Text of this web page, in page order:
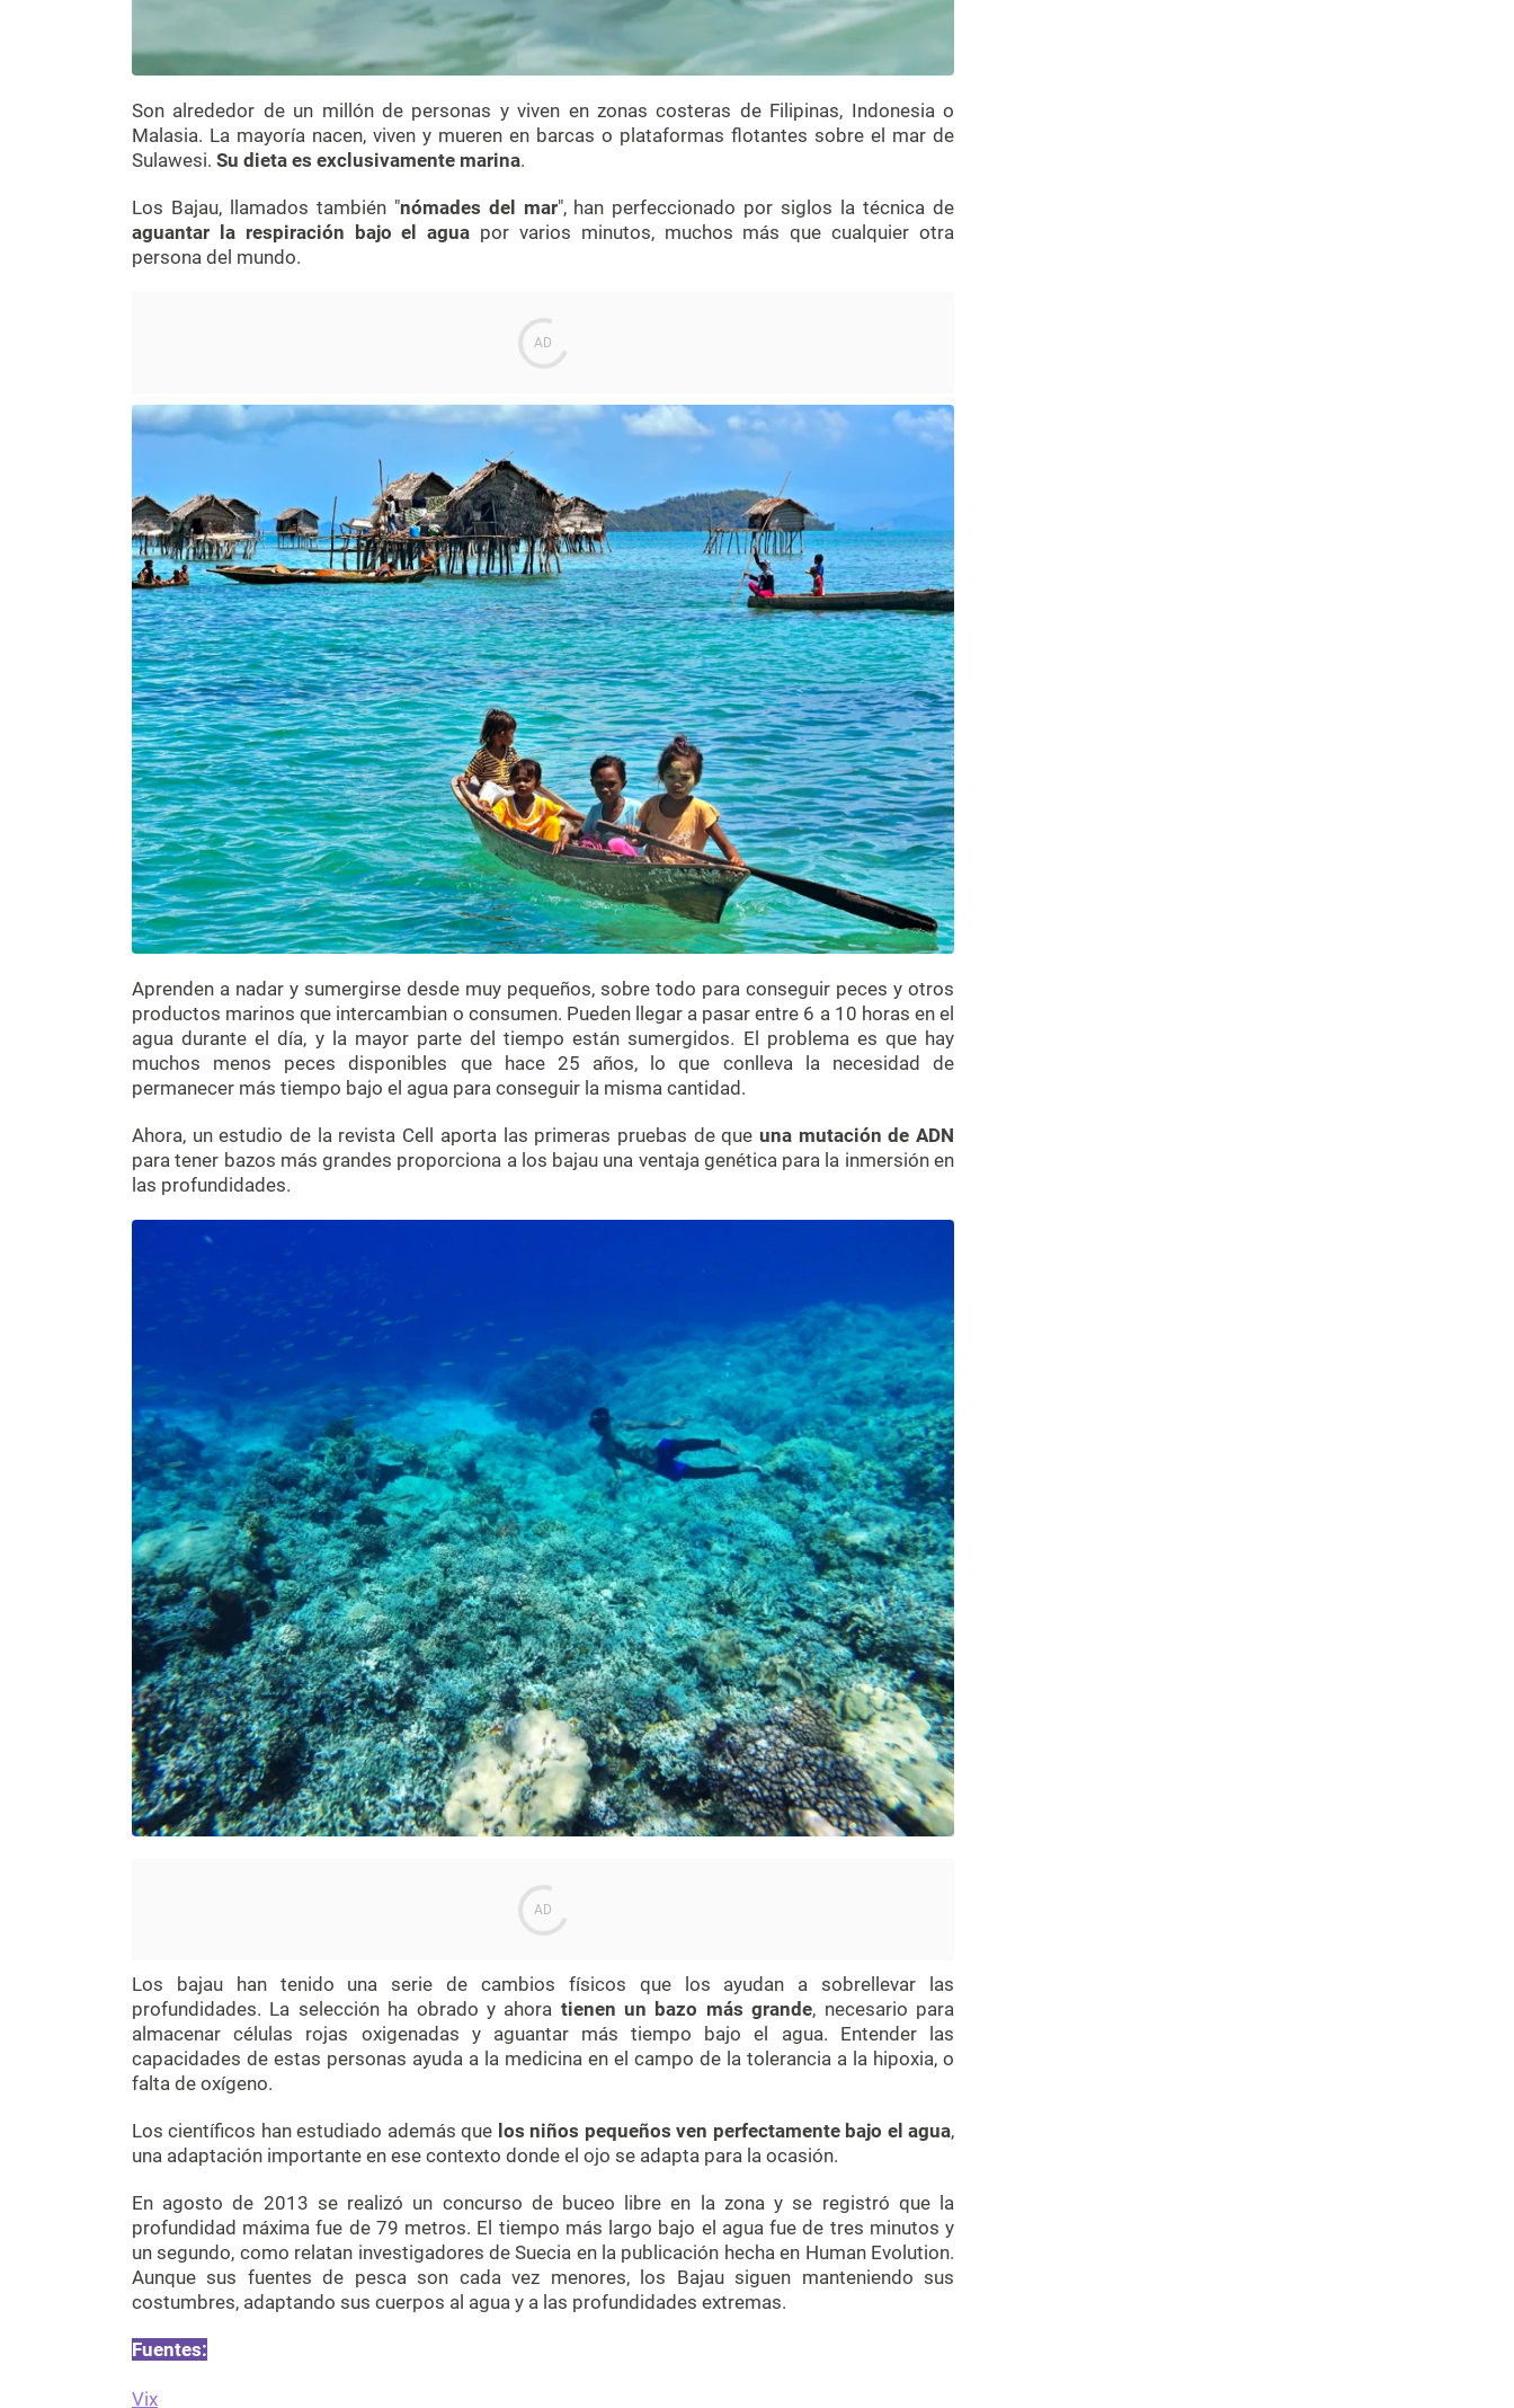
Son alrededor de un millón de personas y viven en zonas costeras de Filipinas, Indonesia o
Malasia. La mayoría nacen, viven y mueren en barcas o plataformas flotantes sobre el mar de
Sulawesi. Su dieta es exclusivamente marina.
Los Bajau, llamados también "nómades del mar", han perfeccionado por siglos la técnica de
aguantar la respiración bajo el agua por varios minutos, muchos más que cualquier otra
persona del mundo.
Aprenden a nadar y sumergirse desde muy pequeños, sobre todo para conseguir peces y otros
productos marinos que intercambian o consumen. Pueden llegar a pasar entre 6 a 10 horas en el
agua durante el día, y la mayor parte del tiempo están sumergidos. El problema es que hay
muchos menos peces disponibles que hace 25 años, lo que conlleva la necesidad de
permanecer más tiempo bajo el agua para conseguir la misma cantidad.
Ahora, un estudio de la revista Cell aporta las primeras pruebas de que una mutación de ADN
para tener bazos más grandes proporciona a los bajau una ventaja genética para la inmersión en
las profundidades.
Los bajau han tenido una serie de cambios físicos que los ayudan a sobrellevar las
profundidades. La selección ha obrado y ahora tienen un bazo más grande, necesario para
almacenar células rojas oxigenadas y aguantar más tiempo bajo el agua. Entender las
capacidades de estas personas ayuda a la medicina en el campo de la tolerancia a la hipoxia, o
falta de oxígeno.
Los científicos han estudiado además que los niños pequeños ven perfectamente bajo el agua,
una adaptación importante en ese contexto donde el ojo se adapta para la ocasión.
En agosto de 2013 se realizó un concurso de buceo libre en la zona y se registró que la
profundidad máxima fue de 79 metros. El tiempo más largo bajo el agua fue de tres minutos y
un segundo, como relatan investigadores de Suecia en la publicación hecha en Human Evolution.
Aunque sus fuentes de pesca son cada vez menores, los Bajau siguen manteniendo sus
costumbres, adaptando sus cuerpos al agua y a las profundidades extremas.
Fuentes:
Vix